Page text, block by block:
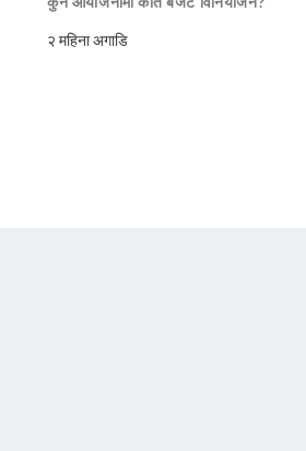
२ महिना अगाडि